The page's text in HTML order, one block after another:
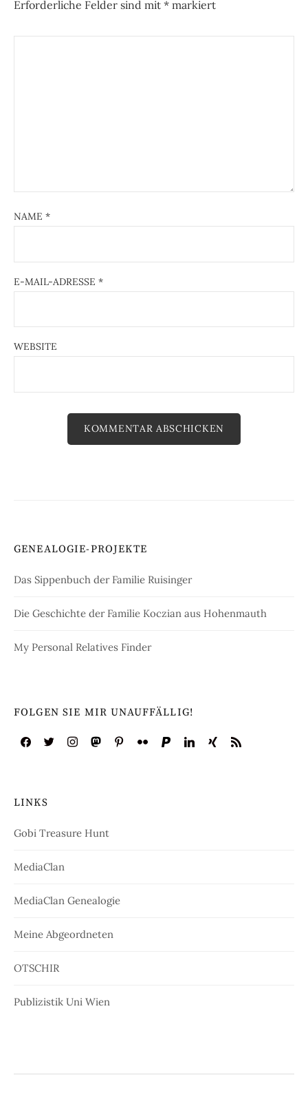
Erforderliche Felder sind mit * markiert
NAME *
E-MAIL-ADRESSE *
WEBSITE
GENEALOGIE-PROJEKTE
Das Sippenbuch der Familie Ruisinger
Die Geschichte der Familie Koczian aus Hohenmauth
My Personal Relatives Finder
FOLGEN SIE MIR UNAUFFÄLLIG!
LINKS
Gobi Treasure Hunt
MediaClan
MediaClan Genealogie
Meine Abgeordneten
OTSCHIR
Publizistik Uni Wien